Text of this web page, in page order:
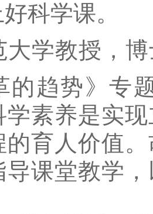
科学课。
大学教授，
的趋势》专
学素养是实
的育人价值
导课堂教学